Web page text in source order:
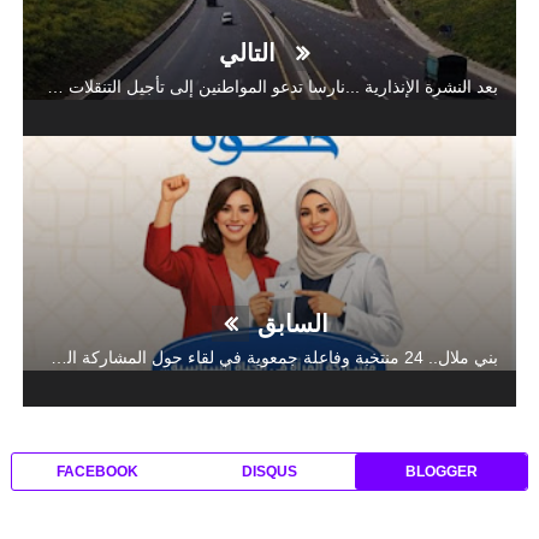
التالي
السابق
بني ملال.. 24 منتخبة وفاعلة جمعوية في لقاء حول المشاركة السياسية الدامجة للنساء
BLOGGER
DISQUS
FACEBOOK